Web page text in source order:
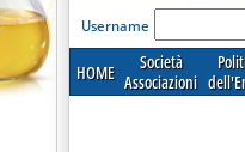
'Modulo
Username
HOME
Società
Associazioni